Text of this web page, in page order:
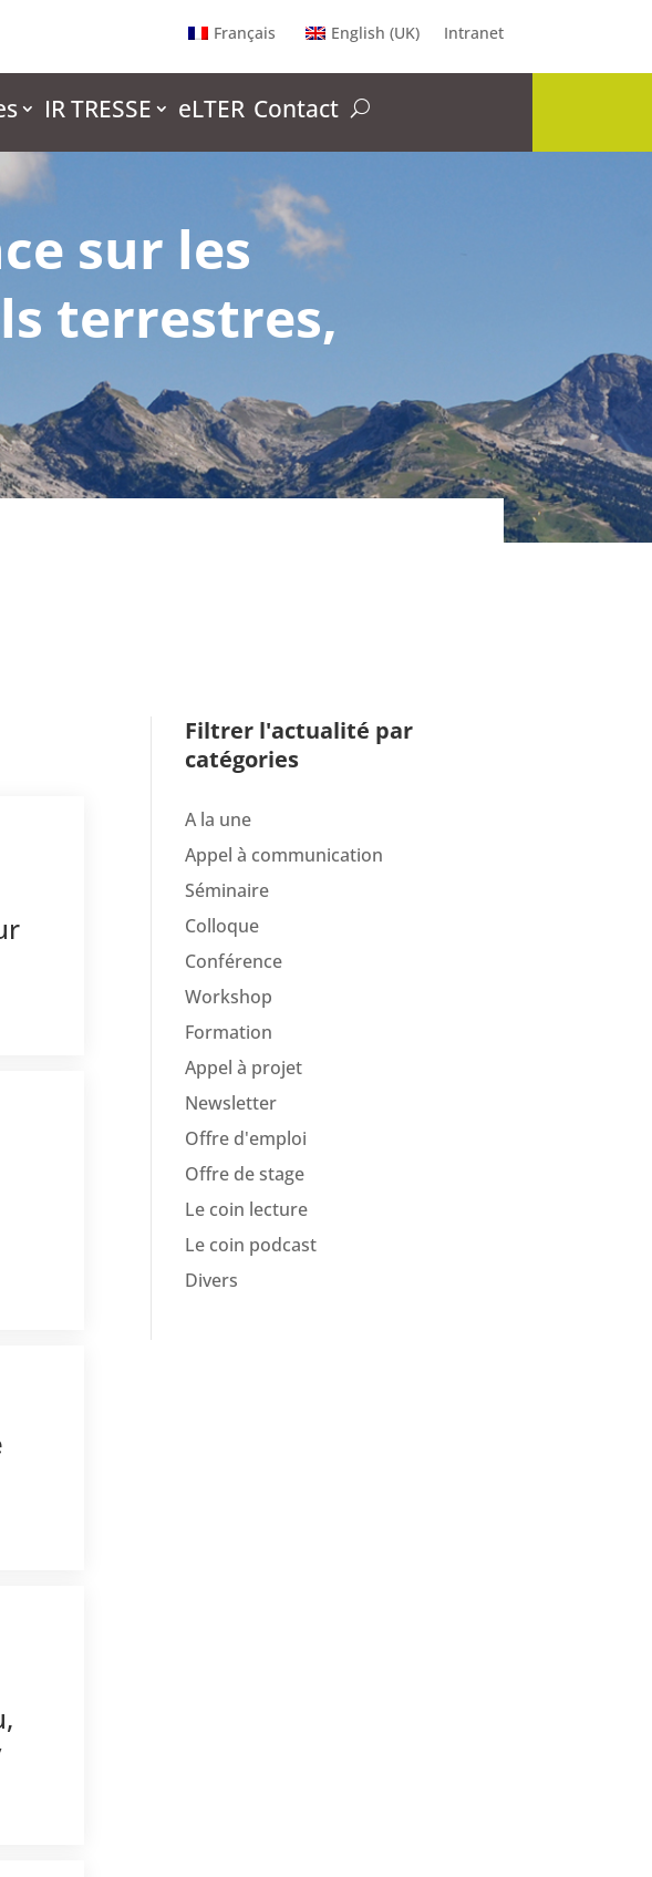
Français English (UK) Intranet
IR TRESSE eLTER Contact
sur les
terrestres,
Filtrer l'actualité par
catégories
A la une
Appel à communication
Séminaire
Colloque
Conférence
Workshop
Formation
Appel à projet
Newsletter
Offre d'emploi
Offre de stage
Le coin lecture
Le coin podcast
Divers